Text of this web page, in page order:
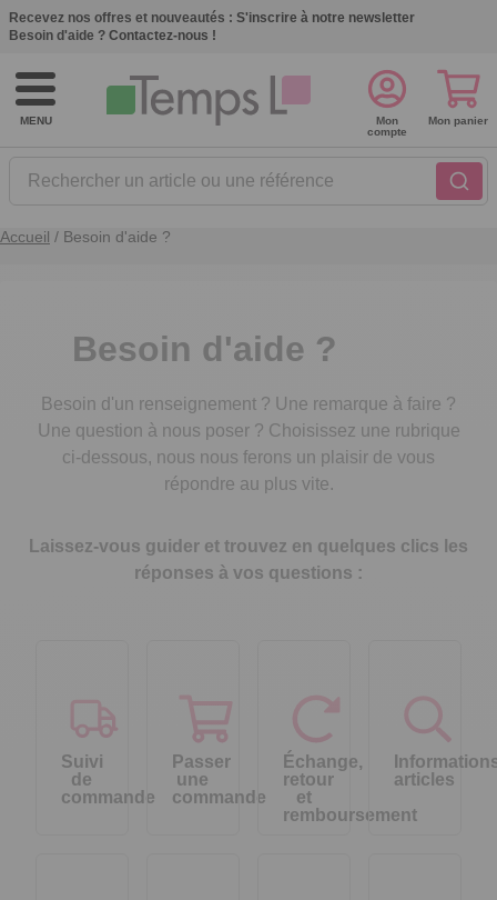
Recevez nos offres et nouveautés : S'inscrire à notre newsletter
Besoin d'aide ? Contactez-nous !
MENU
Rechercher un article ou une référence
Mon
compte
Mon panier
Accueil / Besoin d'aide ?
Besoin d'aide ?
Besoin d'un renseignement ? Une remarque à faire ?
Une question à nous poser ? Choisissez une rubrique
ci-dessous, nous nous ferons un plaisir de vous
répondre au plus vite.
Laissez-vous guider et trouvez en quelques clics les
réponses à vos questions :
Suivi
de
commande
Passer
une
commande
Échange,
retour
et
remboursement
articles